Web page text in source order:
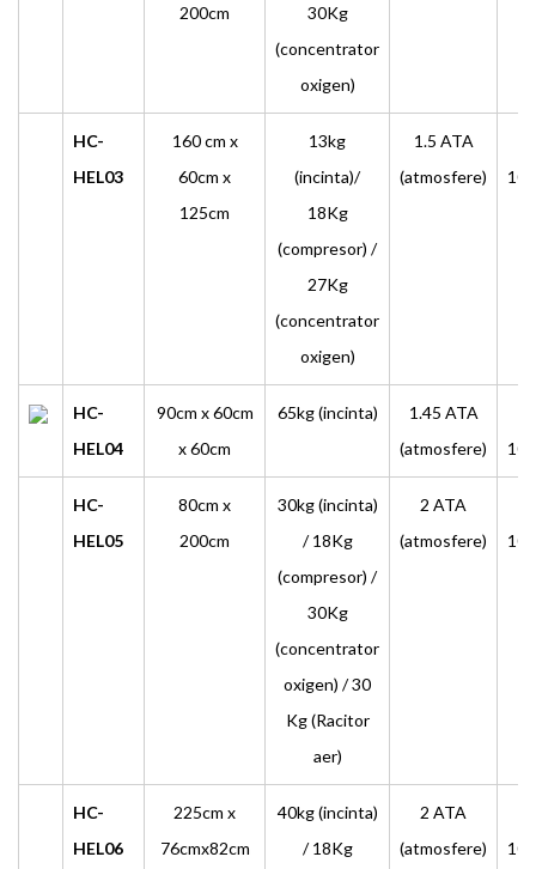
200cm
30Kg
(concentrator
oxigen)
HC-
HEL03
160 cm x
60cm x
125cm
13kg
(incinta)/
18Kg
(compresor) /
27Kg
(concentrator
oxigen)
1.5 ATA
(atmosfere)
HC-
HEL04
90cm x 60cm
x 60cm
65kg(incinta)
1.45 ATA
(atmosfere)
HC-
HEL05
80cm x
200cm
30kg(incinta)
/ 18Kg
(compresor) /
30Kg
(concentrator
oxigen) / 30
Kg (Racitor
aer)
2 ATA
(atmosfere)
HC-
HEL06
225cm x
76cmx82cm
40kg (incinta)
/ 18Kg
2 ATA
(atmosfere)